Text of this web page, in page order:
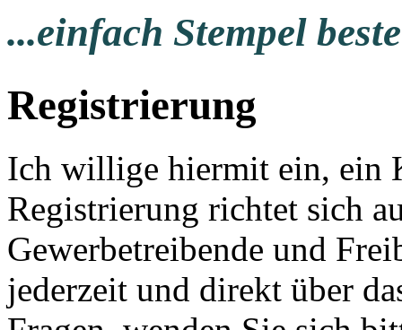
...einfach Stempel
Registrierung
Ich willige hiermit ein, ein
Registrierung richtet sich
Gewerbetreibende und
jederzeit und direkt über